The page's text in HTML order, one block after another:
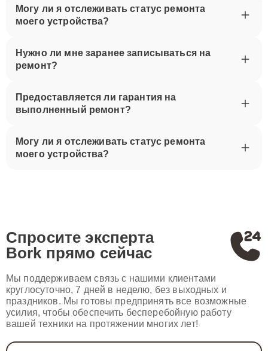
Могу ли я отслеживать статус ремонта
моего устройства?
Нужно ли мне заранее записываться на
ремонт?
Предоставляется ли гарантия на
выполненный ремонт?
Могу ли я отслеживать статус ремонта
моего устройства?
Спросите эксперта
Bork прямо сейчас
Мы поддерживаем связь с нашими клиентами
круглосуточно, 7 дней в неделю, без выходных и
праздников. Мы готовы предпринять все возможные
усилия, чтобы обеспечить бесперебойную работу
вашей техники на протяжении многих лет!